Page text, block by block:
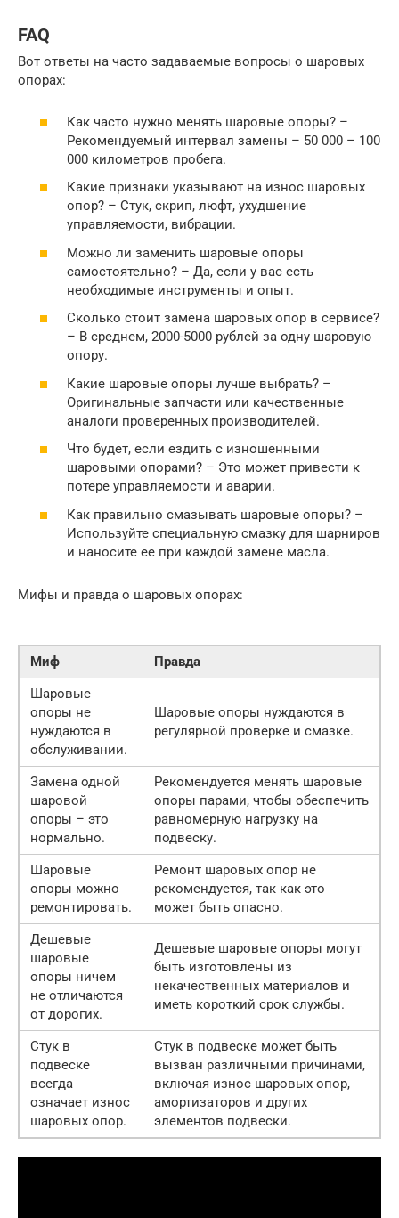
FAQ
Вот ответы на часто задаваемые вопросы о шаровых
опорах:
Как часто нужно менять шаровые опоры? –
Рекомендуемый интервал замены – 50 000 – 100
000 километров пробега.
Какие признаки указывают на износ шаровых
опор? – Стук, скрип, люфт, ухудшение
управляемости, вибрации.
Можно ли заменить шаровые опоры
самостоятельно? – Да, если у вас есть
необходимые инструменты и опыт.
Сколько стоит замена шаровых опор в сервисе?
– В среднем, 2000-5000 рублей за одну шаровую
опору.
Какие шаровые опоры лучше выбрать? –
Оригинальные запчасти или качественные
аналоги проверенных производителей.
Что будет, если ездить с изношенными
шаровыми опорами? – Это может привести к
потере управляемости и аварии.
Как правильно смазывать шаровые опоры? –
Используйте специальную смазку для шарниров
и наносите ее при каждой замене масла.
Мифы и правда о шаровых опорах:
Миф
Правда
Шаровые
опоры не
нуждаются в
обслуживании.
Шаровые опоры нуждаются в
регулярной проверке и смазке.
Замена одной
шаровой
опоры – это
нормально.
Рекомендуется менять шаровые
опоры парами, чтобы обеспечить
равномерную нагрузку на
подвеску.
Шаровые
опоры можно
ремонтировать.
Ремонт шаровых опор не
рекомендуется, так как это
может быть опасно.
Дешевые
шаровые
опоры ничем
не отличаются
от дорогих.
Дешевые шаровые опоры могут
быть изготовлены из
некачественных материалов и
иметь короткий срок службы.
Стук в
подвеске
всегда
означает износ
шаровых опор.
Стук в подвеске может быть
вызван различными причинами,
включая износ шаровых опор,
амортизаторов и других
элементов подвески.